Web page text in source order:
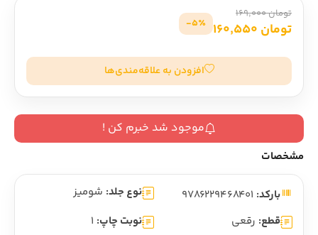
تومان 169,000
تومان 160,550 5٪-
افزودن به علاقه‌مندی‌ها
موجود شد خبرم کن !
مشخصات
بارکد: نوع جلد: شومیز
قطع: رقعی نوبت چاپ: 1